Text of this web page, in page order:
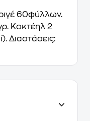
60φύλλων.
Κοκτέηλ 2
Διαστάσεις: